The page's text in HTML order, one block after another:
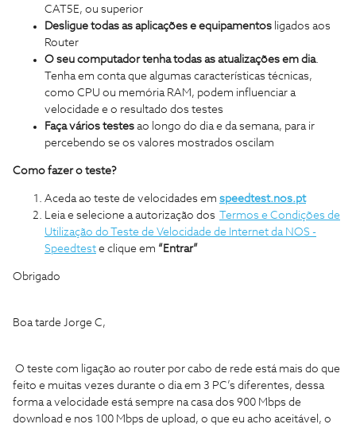
CAT5E, ou superior
Desligue todas as aplicações e equipamentos ligados aos
Router
O seu computador tenha todas as atualizações em dia.
Tenha em conta que algumas características técnicas,
como CPU ou memória RAM, podem influenciar a
velocidade e o resultado dos testes
Faça vários testes ao longo do dia e da semana, para ir
percebendo se os valores mostrados oscilam
Como fazer o teste?
Aceda ao teste de velocidades em speedtest.nos.pt
Leia e selecione a autorização dos
Termos e Condições de
Utilização do Teste de Velocidade de Internet da NOS -
Speedtest e clique em “Entrar”
Obrigado
Boa tarde Jorge C,
O teste com ligação ao router por cabo de rede está mais do que
feito e muitas vezes durante o dia em 3 PC’s diferentes, dessa
forma a velocidade está sempre na casa dos 900 Mbps de
download e nos 100 Mbps de upload, o que eu acho aceitável, o